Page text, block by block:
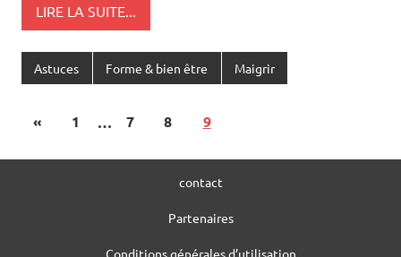
LIRE LA SUITE...
Astuces Forme & bien être Maigrir
« 1 … 7 8 9
contact
Partenaires
Conditions générales d’utilisation